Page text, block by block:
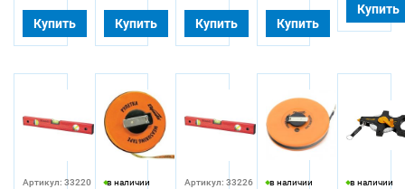
Купить Купить Купить Купить
Купить
Артикул: 33220
в наличии
Артикул: 33226
в наличии в наличии